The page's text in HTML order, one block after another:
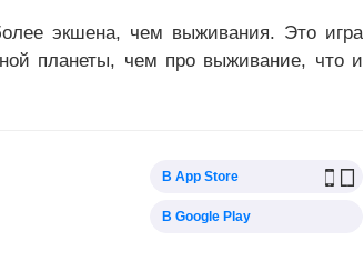
экшена, чем выживания. Это игра
планеты, чем про выживание, что и
В App Store
В Google Play